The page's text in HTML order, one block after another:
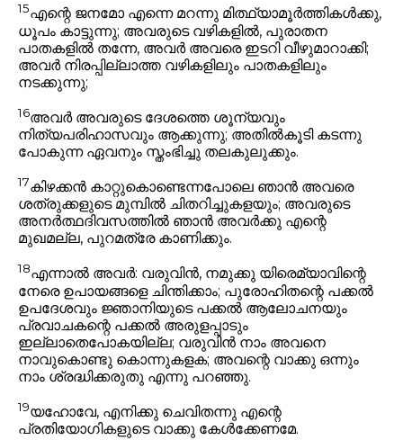
15എന്റെ ജനമോ എന്നെ മറന്നു മിത്ഥ്യാമൂർത്തികൾക്കു,
ധൂപം കാട്ടുന്നു; അവരുടെ വഴികളിൽ, പുരാതന
പാതകളിൽ തന്നേ, അവർ അവരെ ഇടറി വീഴുമാറാക്കി;
അവർ നിരപ്പില്ലാത്ത വഴികളിലും പാതകളിലും
നടക്കുന്നു;
16അവർ അവരുടെ ദേശത്തെ ശൂന്യവും
നിത്യപരിഹാസവും ആക്കുന്നു; അതിൽകൂടി കടന്നു
പോകുന്ന ഏവനും സ്തംഭിച്ചു തലകുലുക്കും.
17കിഴക്കൻ കാറ്റുകൊണ്ടെന്നപോലെ ഞാൻ അവരെ
ശത്രുക്കളുടെ മുമ്പിൽ ചിതറിച്ചുകളയും; അവരുടെ
അനർത്ഥദിവസത്തിൽ ഞാൻ അവർക്കു എന്റെ
മുഖമല്ല, പുറമത്രേ കാണിക്കും.
18എന്നാൽ അവർ: വരുവിൻ, നമുക്കു യിരെമ്യാവിന്റെ
നേരെ ഉപായങ്ങളെ ചിന്തിക്കാം; പുരോഹിതന്റെ പക്കൽ
ഉപദേശവും ജ്ഞാനിയുടെ പക്കൽ ആലോചനയും
പ്രവാചകന്റെ പക്കൽ അരുളപ്പാടും
ഇല്ലാതെപോകയില്ല; വരുവിൻ നാം അവനെ
നാവുകൊണ്ടു കൊന്നുകളക; അവന്റെ വാക്കു ഒന്നും
നാം ശ്രദ്ധിക്കരുതു എന്നു പറഞ്ഞു.
19യഹോവേ, എനിക്കു ചെവിതന്നു എന്റെ
പ്രതിയോഗികളുടെ വാക്കു കേൾക്കേണമേ.